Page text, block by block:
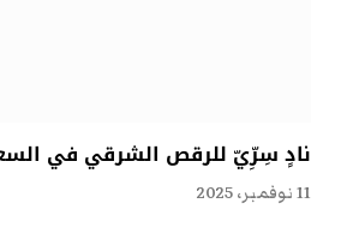
نادٍ سِرِّيّ للرقص الشرقي في
11 نوفمبر، 2025